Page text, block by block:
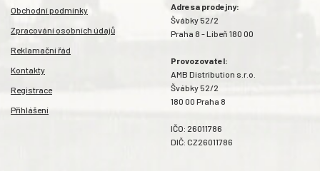
Obchodní podmínky
Zpracování osobních údajů
Reklamační řád
Kontakty
Registrace
Přihlášení
Adresa prodejny:
Švábky 52/2
Praha 8 - Libeň 180 00
Provozovatel:
AMB Distribution s.r.o.
Švábky 52/2
180 00 Praha 8
IČO: 26011786
DIČ: CZ26011786